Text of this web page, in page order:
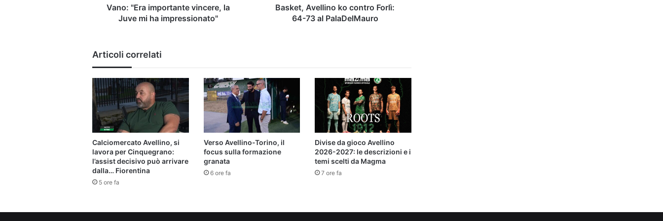
Vano: "Era importante vincere, la
Juve mi ha impressionato"
Basket, Avellino ko contro Forlì:
64-73 al PalaDelMauro
Articoli correlati
Calciomercato Avellino, si
lavora per Cinquegrano:
l’assist decisivo può arrivare
dalla… Fiorentina
5 ore fa
Verso Avellino-Torino, il
focus sulla formazione
granata
6 ore fa
Divise da gioco Avellino
2026-2027: le descrizioni e i
temi scelti da Magma
7 ore fa